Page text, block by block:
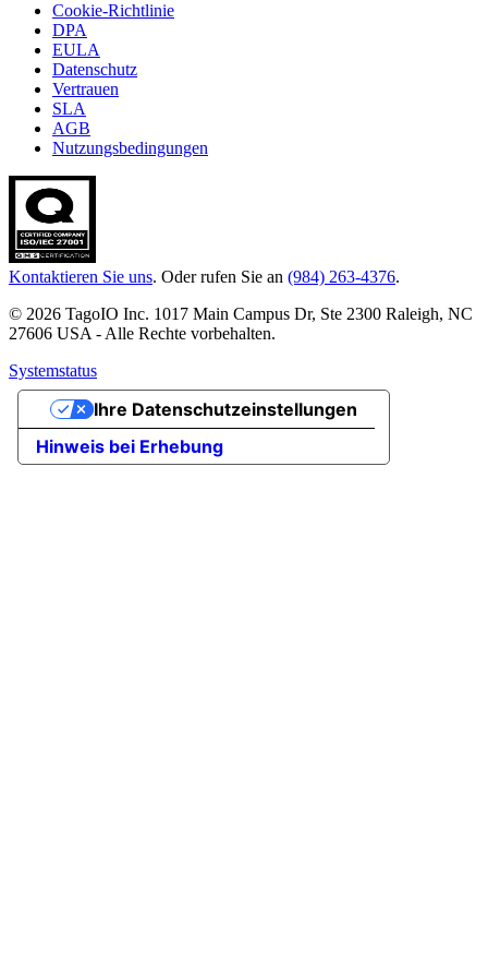
Cookie-Richtlinie
DPA
EULA
Datenschutz
Vertrauen
SLA
AGB
Nutzungsbedingungen
Kontaktieren Sie uns. Oder rufen Sie an (984) 263-4376.
© 2026 TagoIO Inc. 1017 Main Campus Dr, Ste 2300 Raleigh, NC
27606 USA - Alle Rechte vorbehalten.
Systemstatus
Hinweis bei Erhebung
Ihre Datenschutzeinstellungen